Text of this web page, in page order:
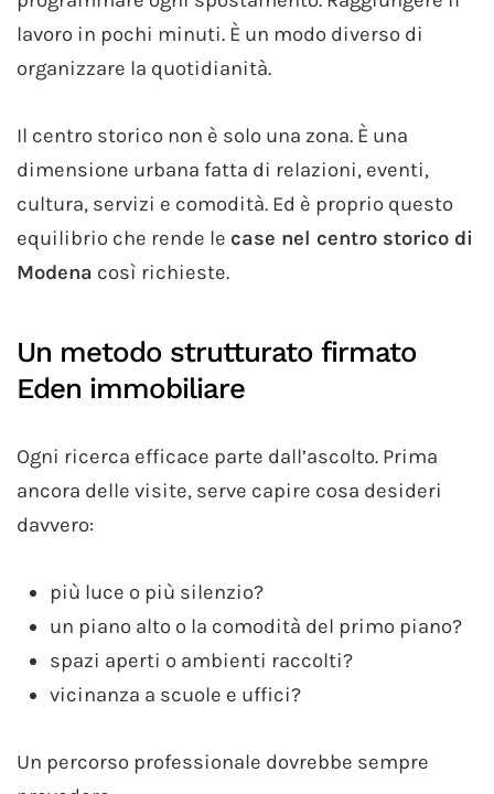
lavoro in pochi minuti. È un modo diverso di
organizzare la quotidianità.
Il centro storico non è solo una zona. È una
dimensione urbana fatta di relazioni, eventi,
cultura, servizi e comodità. Ed è proprio questo
equilibrio che rende le case nel centro storico di
Modena così richieste.
Un metodo strutturato firmato
Eden immobiliare
Ogni ricerca efficace parte dall’ascolto. Prima
ancora delle visite, serve capire cosa desideri
davvero:
più luce o più silenzio?
un piano alto o la comodità del primo piano?
spazi aperti o ambienti raccolti?
vicinanza a scuole e uffici?
Un percorso professionale dovrebbe sempre